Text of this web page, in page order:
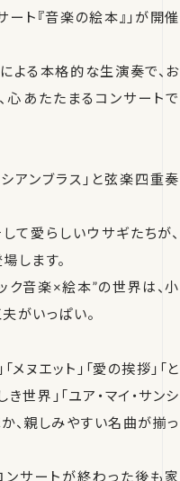
ト『音楽の絵本』」が開催
よる本格的な生演奏で、お
あたたまるコンサートで
アンブラス」と弦楽四重奏
して愛らしいウサギたちが、
します。
ク音楽×絵本”の世界は、小
がいっぱい。
ヌエット」「愛の挨拶」「と
世界」「ユア・マイ・サンシ
か、親しみやすい名曲が揃っ
サートが終わった後も家